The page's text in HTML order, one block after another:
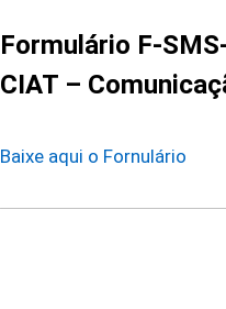
Formulário F-
CIAT –
Baixe aqui o Fornulário